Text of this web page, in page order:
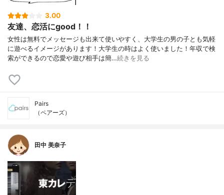
3.00
友達、恋活にgood！！
女性は無料でメッセージも出来て使いやすく、大学生の男の子とも気軽
に遊べるイメージがあります！大学生の時はよく使いました！年収で検
索ができるので恋愛や遊び相手は簡…続きを見る
Pairs
（ペアーズ）
田中 美奈子